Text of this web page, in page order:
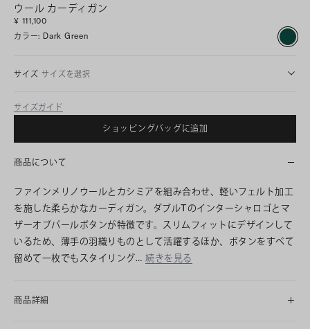
ウール カーディガン
¥ 111,100
カラー: Dark Green
サイズ サイズを選択
サイズガイド
ショッピングバッグに追加
商品について
ファインメリノウールとカシミアを組み合わせ、軽いフェルト加工
を施した柔らかなカーディガン。ダブルTのインターシャロゴとマ
ザーオブパールボタンが特徴です。スリムフィットにデザインして
いるため、薄手の羽織りものとして活躍するほか、ボタンをすべて
留めて一枚でもスタイリング… 続きを見る
商品詳細